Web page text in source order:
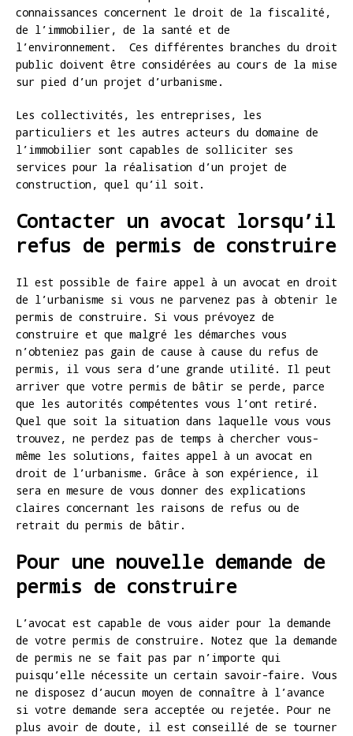
connaissances concernent le droit de la fiscalité,
de l’immobilier, de la santé et de
l’environnement. Ces différentes branches du droit
public doivent être considérées au cours de la mise
sur pied d’un projet d’urbanisme.
Les collectivités, les entreprises, les
particuliers et les autres acteurs du domaine de
l’immobilier sont capables de solliciter ses
services pour la réalisation d’un projet de
construction, quel qu’il soit.
Contacter un avocat lorsqu’il
refus de permis de construire
Il est possible de faire appel à un avocat en droit
de l’urbanisme si vous ne parvenez pas à obtenir le
permis de construire. Si vous prévoyez de
construire et que malgré les démarches vous
n’obteniez pas gain de cause à cause du refus de
permis, il vous sera d’une grande utilité. Il peut
arriver que votre permis de bâtir se perde, parce
que les autorités compétentes vous l’ont retiré.
Quel que soit la situation dans laquelle vous vous
trouvez, ne perdez pas de temps à chercher vous-
même les solutions, faites appel à un avocat en
droit de l’urbanisme. Grâce à son expérience, il
sera en mesure de vous donner des explications
claires concernant les raisons de refus ou de
retrait du permis de bâtir.
Pour une nouvelle demande de
permis de construire
L’avocat est capable de vous aider pour la demande
de votre permis de construire. Notez que la demande
de permis ne se fait pas par n’importe qui
puisqu’elle nécessite un certain savoir-faire. Vous
ne disposez d’aucun moyen de connaître à l’avance
si votre demande sera acceptée ou rejetée. Pour ne
plus avoir de doute, il est conseillé de se tourner